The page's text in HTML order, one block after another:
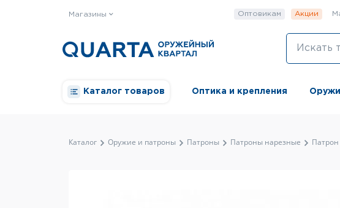
Магазины Оптовикам Акции
Каталог товаров Оптика и крепления
Каталог Оружие и патроны Патроны Патроны нарезные Патрон